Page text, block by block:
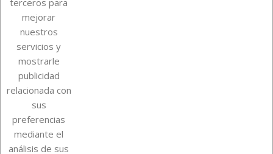
terceros para
mejorar
nuestros
servicios y
mostrarle
publicidad
relacionada con
sus
preferencias
mediante el
análisis de sus